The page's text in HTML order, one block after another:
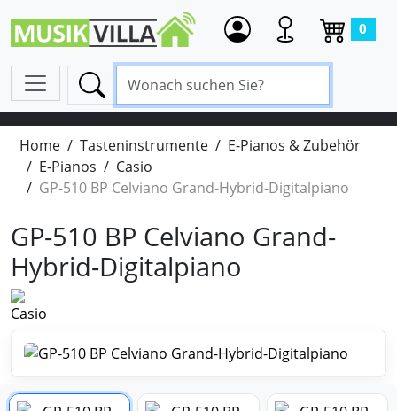
0
Home Tasteninstrumente
E-Pianos & Zubehör
E-Pianos
Casio
GP-510 BP Celviano Grand-Hybrid-Digitalpiano
GP-510 BP Celviano Grand-
Hybrid-Digitalpiano